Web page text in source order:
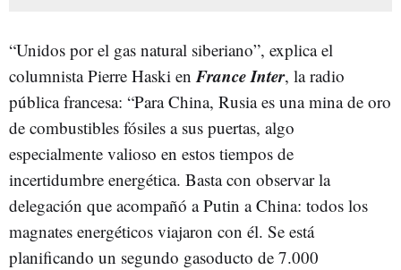
“Unidos por el gas natural siberiano”, explica el
columnista Pierre Haski en France Inter, la radio
pública francesa: “Para China, Rusia es una mina de oro
de combustibles fósiles a sus puertas, algo
especialmente valioso en estos tiempos de
incertidumbre energética. Basta con observar la
delegación que acompañó a Putin a China: todos los
magnates energéticos viajaron con él. Se está
planificando un segundo gasoducto de 7.000